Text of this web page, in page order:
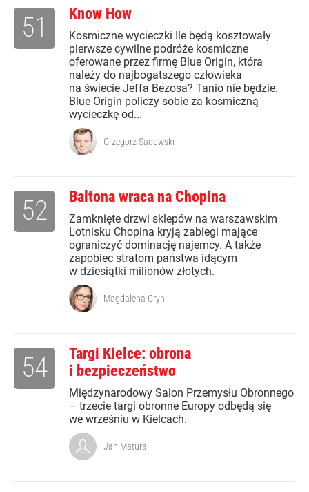
Know How
Kosmiczne wycieczki Ile będą kosztowały
pierwsze cywilne podróże kosmiczne
oferowane przez firmę Blue Origin, która
należy do najbogatszego człowieka
na świecie Jeffa Bezosa? Tanio nie będzie.
Blue Origin policzy sobie za kosmiczną
wycieczkę od...
51
Grzegorz Sadowski
Baltona wraca na Chopina
Zamknięte drzwi sklepów na warszawskim
Lotnisku Chopina kryją zabiegi mające
ograniczyć dominację najemcy. A także
zapobiec stratom państwa idącym
w dziesiątki milionów złotych.
52
Magdalena Gryn
Targi Kielce: obrona
i bezpieczeństwo
Międzynarodowy Salon Przemysłu Obronnego
– trzecie targi obronne Europy odbędą się
we wrześniu w Kielcach.
54
Jan Matura